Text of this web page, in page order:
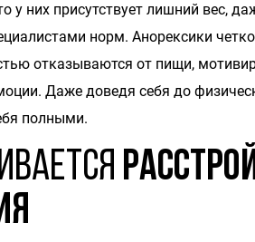
у них присутствует лишний вес,
норм. Анорексики
отказываются от пищи,
Даже доведя себя до
полными.